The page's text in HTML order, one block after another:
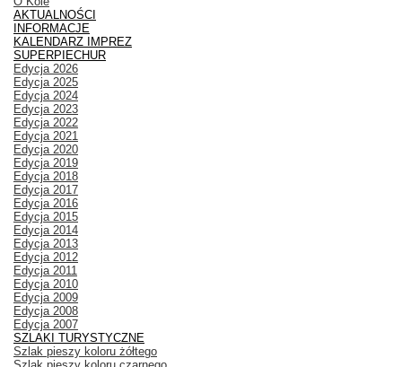
AKTUALNOŚCI
INFORMACJE
KALENDARZ IMPREZ
SUPERPIECHUR
Edycja 2026
Edycja 2025
Edycja 2024
Edycja 2023
Edycja 2022
Edycja 2021
Edycja 2020
Edycja 2019
Edycja 2018
Edycja 2017
Edycja 2016
Edycja 2015
Edycja 2014
Edycja 2013
Edycja 2012
Edycja 2011
Edycja 2010
Edycja 2009
Edycja 2008
Edycja 2007
SZLAKI TURYSTYCZNE
Szlak pieszy koloru żółtego